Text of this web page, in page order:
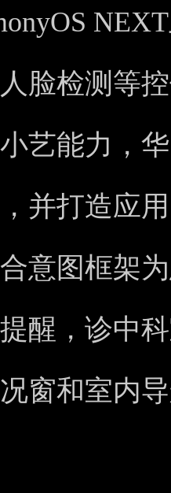
脸检测等
艺能力，
并打造应
意图框架
醒，诊中
窗和室内